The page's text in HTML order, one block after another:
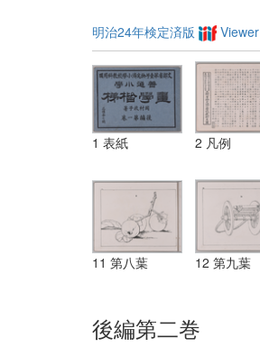
明治24年検定済版 Viewer
1 表紙 2 凡例
11 第八葉 12 第九葉
後編第二巻